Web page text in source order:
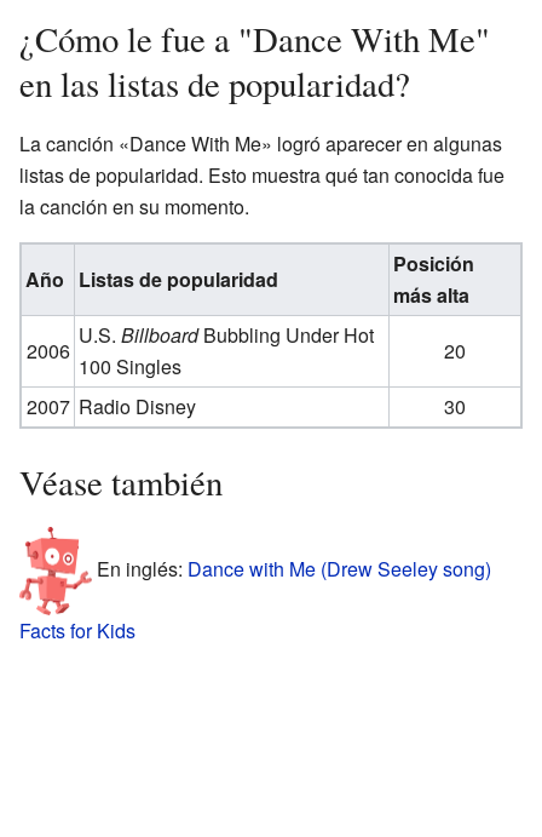
¿Cómo le fue a "Dance With Me"
en las listas de popularidad?
La canción «Dance With Me» logró aparecer en algunas
listas de popularidad. Esto muestra qué tan conocida fue
la canción en su momento.
Año Listas de popularidad
Posición
más alta
2006
U.S.BillboardBubbling Under Hot
100 Singles
20
2007 Radio Disney 30
Véase también
En inglés: Dance with Me (Drew Seeley song)
Facts for Kids